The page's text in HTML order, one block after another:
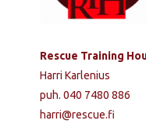
Rescue Training
Harri Karlenius
puh. 040 7480 886
harri@rescue.fi